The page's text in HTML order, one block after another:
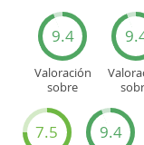
9.4
Valoración
sobre
7.5 9.4